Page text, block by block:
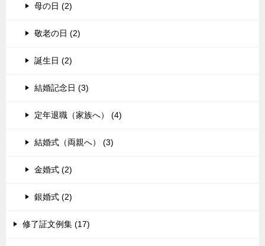
母の日 (2)
敬老の日 (2)
誕生日 (2)
結婚記念日 (3)
定年退職（家族へ） (4)
結婚式（両親へ） (3)
金婚式 (2)
銀婚式 (2)
修了証文例集 (17)